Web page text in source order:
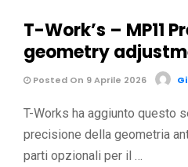
T-Work’s – MP11
geometry
Posted On 9 Aprile 2026
T-Works ha aggiunto questo
precisione della geometria
parti opzionali per il …